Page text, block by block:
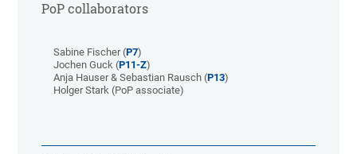
PoP collaborators
Sabine Fischer (P7)
Jochen Guck (P11-Z)
Anja Hauser & Sebastian Rausch (P13)
Holger Stark (PoP associate)